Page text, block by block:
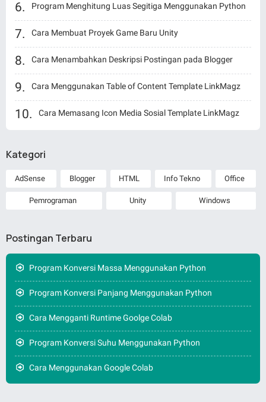
Program Menghitung Luas Segitiga Menggunakan Python
Cara Membuat Proyek Game Baru Unity
Cara Menambahkan Deskripsi Postingan pada Blogger
Cara Menggunakan Table of Content Template LinkMagz
Cara Memasang Icon Media Sosial Template LinkMagz
Kategori
AdSense Blogger HTML Info Tekno Office
Pemrograman Unity Windows
Postingan Terbaru
Program Konversi Massa Menggunakan Python
Program Konversi Panjang Menggunakan Python
Cara Mengganti Runtime Goolge Colab
Program Konversi Suhu Menggunakan Python
Cara Menggunakan Google Colab